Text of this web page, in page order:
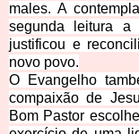
males. A
segunda leitura a
justificou e
novo povo.
O Evangelho
compaixão de
Bom Pastor